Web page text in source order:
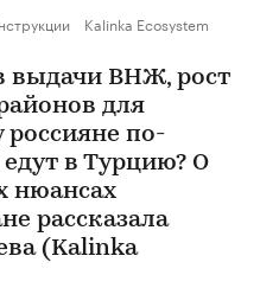
Kalinka Ecosystem
выдачи ВНЖ, рост
для
по-
в Турцию? О
нюансах
рассказала
(Kalinka